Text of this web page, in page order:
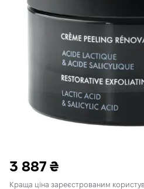
3 887 ₴
Краща ціна зареєстрованим